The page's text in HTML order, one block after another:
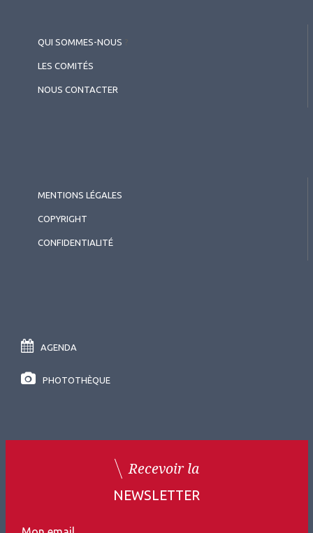
QUI SOMMES-NOUS
LES COMITÉS
NOUS CONTACTER
MENTIONS LÉGALES
COPYRIGHT
CONFIDENTIALITÉ
AGENDA
PHOTOTHÈQUE
Recevoir la
NEWSLETTER